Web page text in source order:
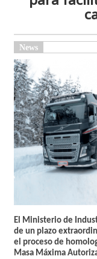
News
El Ministerio de
de un plazo
el proceso de
Masa Máxima